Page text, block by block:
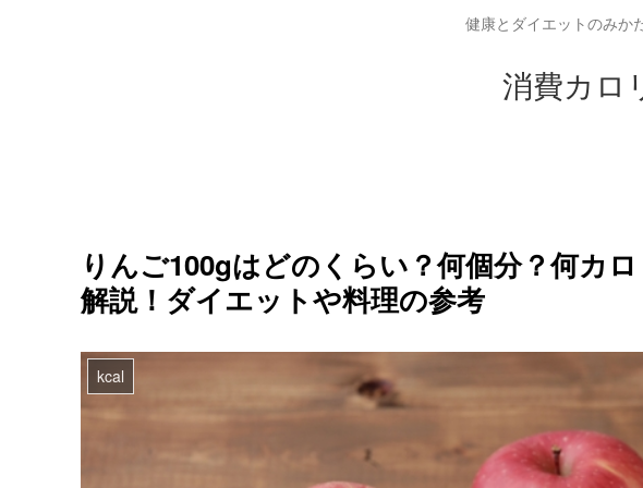
健康とダイエットのみか
消費カロ
りんご100gはどのくらい？何個分？何カ
解説！ダイエットや料理の参考
kcal